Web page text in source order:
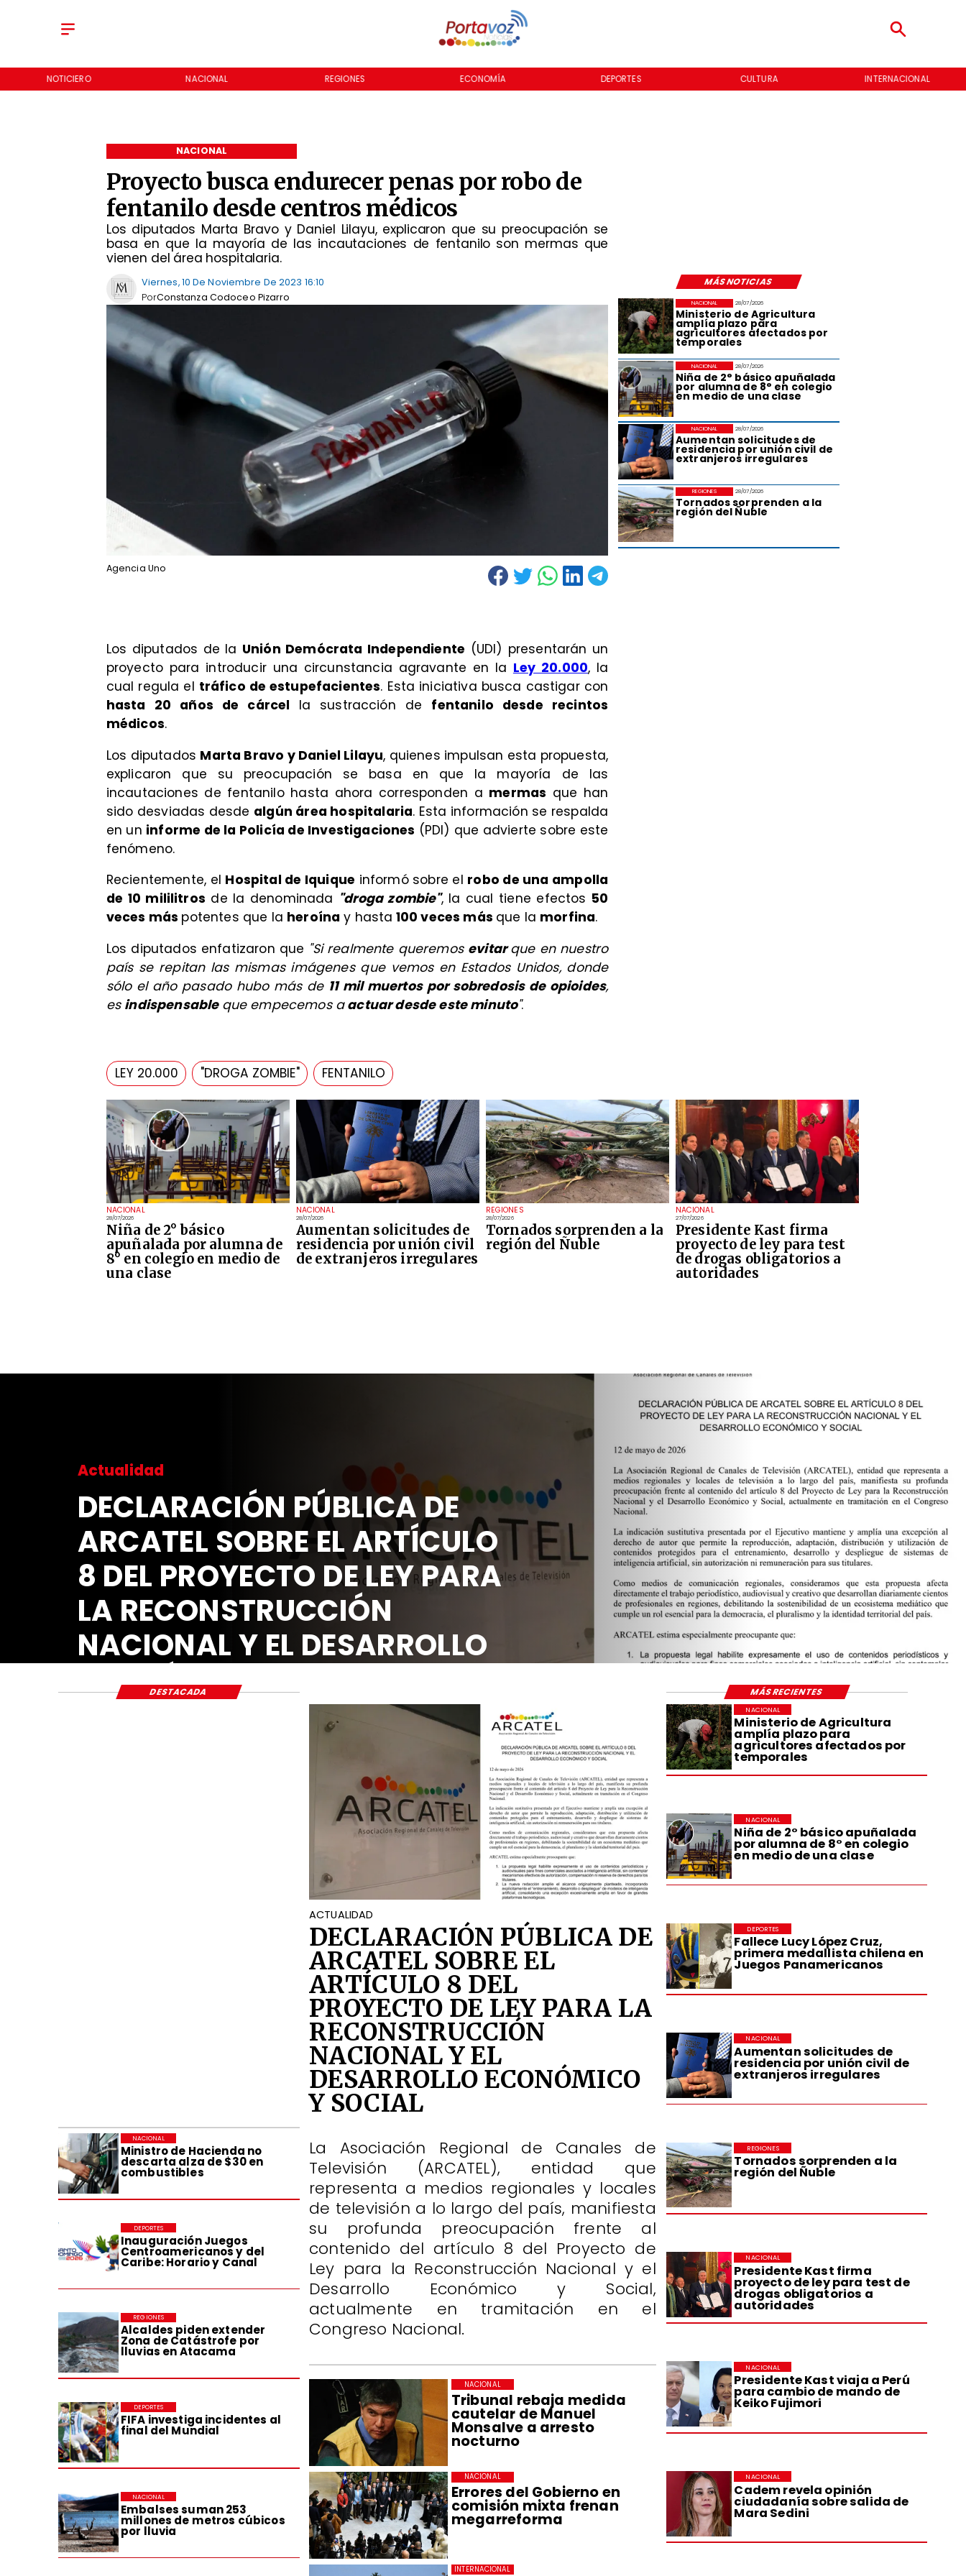
NOTICIERO NACIONAL REGIONES ECONOMÍA DEPORTES CULTURA INTERNACIONAL
Proyecto busca endurecer penas por robo de
fentanilo desde centros médicos
Los diputados Marta Bravo y Daniel Lilayu, explicaron que su preocupación se
basa en que la mayoría de las incautaciones de fentanilo son mermas que
vienen del área hospitalaria.
NACIONAL
MÁS NOTICIAS
Viernes, 10 De Noviembre De 2023 16:10
Constanza Codoceo Pizarro
Por
Agencia Uno
NACIONAL
28/07/2026
Niña de 2° básico
apuñalada por alumna de
8° en colegio en medio de
una clase
NACIONAL
28/07/2026
Aumentan solicitudes de
residencia por unión civil
de extranjeros irregulares
REGIONES
28/07/2026
Tornados sorprenden a la
región del Ñuble
NACIONAL
27/07/2026
Presidente Kast firma
proyecto de ley para test
de drogas obligatorios a
autoridades
28/07/2026
Ministerio de Agricultura
amplía plazo para
agricultores afectados por
temporales
NACIONAL
28/07/2026
Niña de 2° básico apuñalada
por alumna de 8° en colegio
en medio de una clase
NACIONAL
28/07/2026
Aumentan solicitudes de
residencia por unión civil de
extranjeros irregulares
NACIONAL
28/07/2026
Tornados sorprenden a la
región del Ñuble
REGIONES
Los diputados de la Unión Demócrata Independiente (UDI) presentarán un
proyecto para introducir una circunstancia agravante en la Ley 20.000, la
cual regula el tráfico de estupefacientes. Esta iniciativa busca castigar con
hasta 20 años de cárcel la sustracción de fentanilo desde recintos
médicos.
Los diputados Marta Bravo y Daniel Lilayu, quienes impulsan esta propuesta,
explicaron que su preocupación se basa en que la mayoría de las
incautaciones de fentanilo hasta ahora corresponden a mermas que han
sido desviadas desde algún área hospitalaria. Esta información se respalda
en un informe de la Policía de Investigaciones (PDI) que advierte sobre este
fenómeno.
Recientemente, el Hospital de Iquique informó sobre el robo de una ampolla
de 10 mililitros de la denominada "droga zombie", la cual tiene efectos 50
veces más potentes que la heroína y hasta 100 veces más que la morfina.
Los diputados enfatizaron que "Si realmente queremos evitarque en nuestro
país se repitan las mismas imágenes que vemos en Estados Unidos, donde
sólo el año pasado hubo más de 11 mil muertos por sobredosis de opioides,
es indispensable que empecemos aactuar desde este minuto".
LEY 20.000 "DROGA ZOMBIE" FENTANILO
PÚBLICA DE
EL ARTÍCULO
DE LEY PARA
Y EL DESARROLLO
Y SOCIAL
Actualidad
8 DEL
LA
Ministerio de Agricultura
amplía plazo para
agricultores afectados por
temporales
NACIONAL
Niña de 2° básico apuñalada
por alumna de 8° en colegio
en medio de una clase
NACIONAL
Fallece Lucy López Cruz,
primera medallista chilena en
Juegos Panamericanos
DEPORTES
Aumentan solicitudes de
residencia por unión civil de
extranjeros irregulares
NACIONAL
Tornados sorprenden a la
región del Ñuble
REGIONES
Presidente Kast firma
proyecto de ley para test de
drogas obligatorios a
autoridades
NACIONAL
Presidente Kast viaja a Perú
para cambio de mando de
Keiko Fujimori
NACIONAL
Cadem revela opinión
ciudadanía sobre salida de
Mara Sedini
NACIONAL
Ministro de Hacienda no
descarta alza de $30 en
combustibles
NACIONAL
Inauguración Juegos
Centroamericanos y del
Caribe: Horario y Canal
DEPORTES
Alcaldes piden extender
Zona de Catástrofe por
lluvias en Atacama
REGIONES
FIFA investiga incidentes al
final del Mundial
DEPORTES
Embalses suman 253
millones de metros cúbicos
por lluvia
NACIONAL
Tribunal rebaja medida
cautelar de Manuel
Monsalve a arresto
nocturno
NACIONAL
Errores del Gobierno en
comisión mixta frenan
megarreforma
NACIONAL
INTERNACIONAL
ACTUALIDAD
DECLARACIÓN PÚBLICA DE
ARCATEL SOBRE EL
ARTÍCULO 8 DEL
PROYECTO DE LEY PARA LA
RECONSTRUCCIÓN
NACIONAL Y EL
DESARROLLO ECONÓMICO
Y SOCIAL
La Asociación Regional de Canales de
Televisión (ARCATEL), entidad que
representa a medios regionales y locales
de televisión a lo largo del país, manifiesta
su profunda preocupación frente al
contenido del artículo 8 del Proyecto de
Ley para la Reconstrucción Nacional y el
Desarrollo Económico y Social,
actualmente en tramitación en el
Congreso Nacional.
DESTACADA MÁS RECIENTES